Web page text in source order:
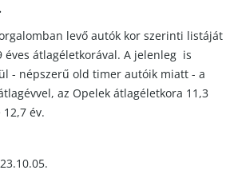
levő autók kor szerinti listáját
éves átlagéletkorával. A jelenleg is
- népszerű old timer autóik miatt - a
az Opelek átlagéletkora 11,3
12,7 év.